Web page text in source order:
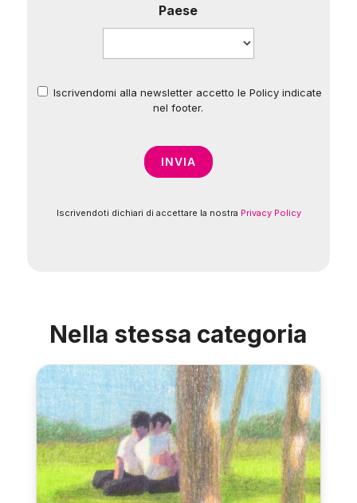
Paese
*
Iscrivendomi alla newsletter accetto le Policy indicate
nel footer.
Iscrivendoti dichiari di accettare la nostra Privacy Policy
Nella stessa categoria